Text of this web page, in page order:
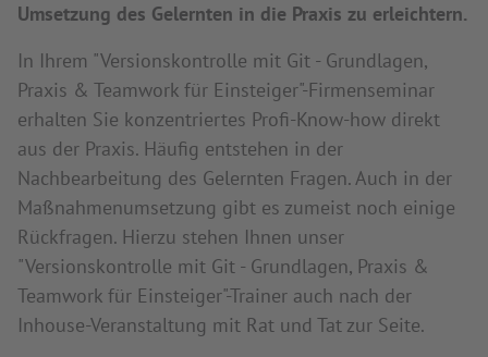
Umsetzung des Gelernten in die Praxis zu erleichtern.
In Ihrem "Versionskontrolle mit Git - Grundlagen,
Praxis & Teamwork für Einsteiger"-Firmenseminar
erhalten Sie konzentriertes Profi-Know-how direkt
aus der Praxis. Häufig entstehen in der
Nachbearbeitung des Gelernten Fragen. Auch in der
Maßnahmenumsetzung gibt es zumeist noch einige
Rückfragen. Hierzu stehen Ihnen unser
"Versionskontrolle mit Git - Grundlagen, Praxis &
Teamwork für Einsteiger"-Trainer auch nach der
Inhouse-Veranstaltung mit Rat und Tat zur Seite.